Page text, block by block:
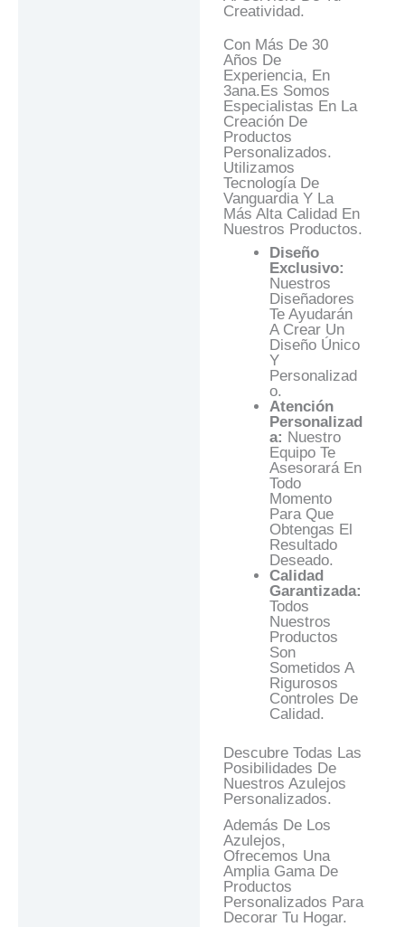
Creatividad.
Con Más De 30
Años De
Experiencia, En
3ana.es Somos
Especialistas En La
Creación De
Productos
Personalizados.
Utilizamos
Tecnología De
Vanguardia Y La
Más Alta Calidad En
Nuestros Productos.
Diseño
Exclusivo:
Nuestros
Diseñadores
Te Ayudarán
A Crear Un
Diseño Único
Y
Personalizad
O.
Atención
Personalizad
A: Nuestro
Equipo Te
Asesorará En
Todo
Momento
Para Que
Obtengas El
Resultado
Deseado.
Calidad
Garantizada:
Todos
Nuestros
Productos
Son
Sometidos A
Rigurosos
Controles De
Calidad.
Descubre Todas Las
Posibilidades De
Nuestros Azulejos
Personalizados.
Además De Los
Azulejos,
Ofrecemos Una
Amplia Gama De
Productos
Personalizados Para
Decorar Tu Hogar.